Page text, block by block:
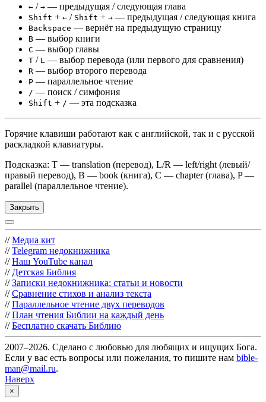
← / → — предыдущая / следующая глава
Shift + ← / Shift + → — предыдущая / следующая книга
Backspace — вернёт на предыдущую страницу
B — выбор книги
C — выбор главы
T / L — выбор перевода (или первого для сравнения)
R — выбор второго перевода
P — параллельное чтение
/ — поиск / симфония
Shift + / — эта подсказка
Горячие клавиши работают как с английской, так и с русской
раскладкой клавиатуры.
Подсказка: T — translation (перевод), L/R — left/right (левый/
правый перевод), B — book (книга), C — chapter (глава), P —
parallel (параллельное чтение).
Закрыть
// Медиа кит
// Telegram недокнижника
// Наш YouTube канал
// Детская Библия
// Записки недокнижника: статьи и новости
// Сравнение стихов и анализ текста
// Параллельное чтение двух переводов
// План чтения Библии на каждый день
// Бесплатно скачать Библию
2007–2026. Сделано с любовью для любящих и ищущих Бога.
Если у вас есть вопросы или пожелания, то пишите нам bible-
man@mail.ru.
Наверх
×